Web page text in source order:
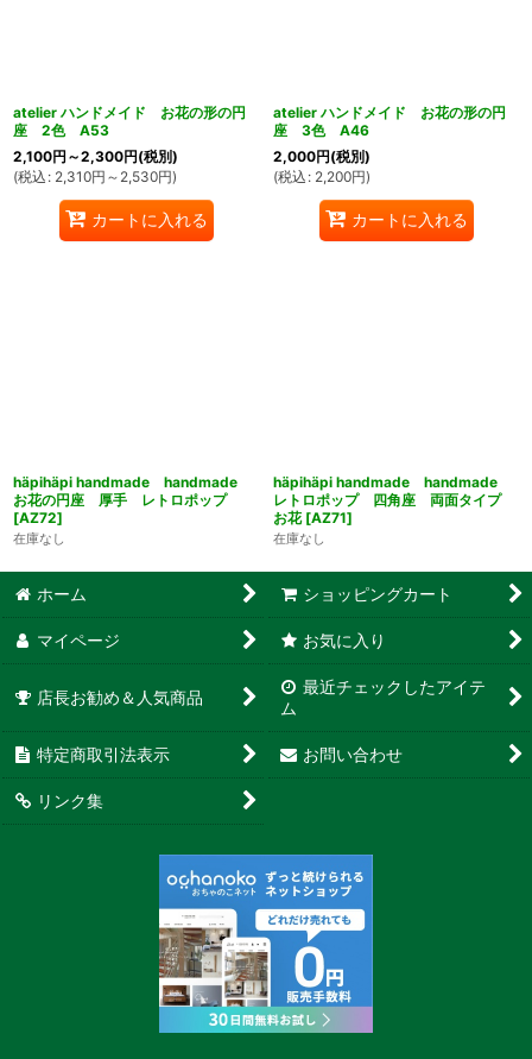
atelier ハンドメイド お花の形の円
座 2色 A53
2,100円 ～2,300円(税別)
(税込 : 2,310円 ～2,530円)
カートに入れる
atelier ハンドメイド お花の形の円
座 3色 A46
2,000円(税別)
(税込 : 2,200円)
カートに入れる
häpihäpi handmade handmade
お花の円座 厚手 レトロポップ
[AZ72]
在庫なし
häpihäpi handmade handmade
レトロポップ 四角座 両面タイプ
お花 [AZ71]
在庫なし
ホーム ショッピングカート
マイページ お気に入り
店長お勧め＆人気商品
最近チェックしたアイテ
ム
特定商取引法表示 お問い合わせ
リンク集